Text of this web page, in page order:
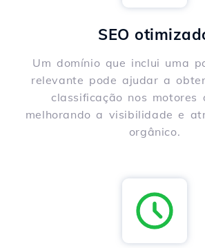
SEO
Um domínio que inclui uma
relevante pode ajudar a
classificação nos motores
melhorando a visibilidade e
orgânico.